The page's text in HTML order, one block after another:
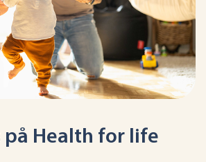
på Health for life